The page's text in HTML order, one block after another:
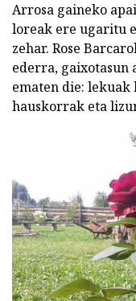
Arrosa gaineko
loreak ere ugaritu
zehar. Rose
ederra,
ematen die: lekuak
hauskorrak eta